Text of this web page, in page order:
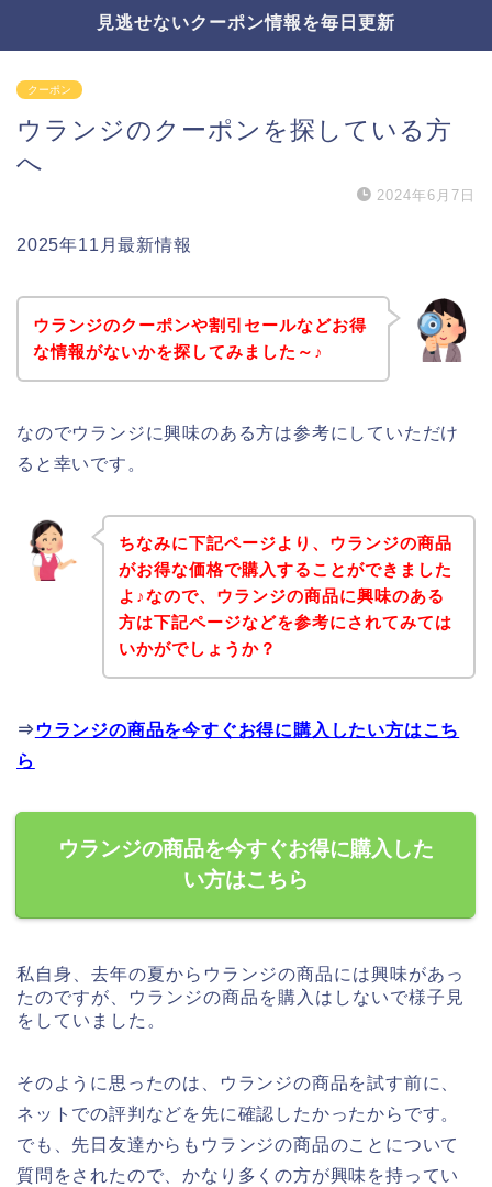
見逃せないクーポン情報を毎日更新
クーポン
ウランジのクーポンを探している方
へ
2024年6月7日
2025年11月最新情報
ウランジのクーポンや割引セールなどお得
な情報がないかを探してみました～♪
なのでウランジに興味のある方は参考にしていただけ
ると幸いです。
ちなみに下記ページより、ウランジの商品
がお得な価格で購入することができました
よ♪なので、ウランジの商品に興味のある
方は下記ページなどを参考にされてみては
いかがでしょうか？
⇒ ウランジの商品を今すぐお得に購入したい方はこち
ら
ウランジの商品を今すぐお得に購入した
い方はこちら
私自身、去年の夏からウランジの商品には興味があっ
たのですが、ウランジの商品を購入はしないで様子見
をしていました。
そのように思ったのは、ウランジの商品を試す前に、
ネットでの評判などを先に確認したかったからです。
でも、先日友達からもウランジの商品のことについて
質問をされたので、かなり多くの方が興味を持ってい